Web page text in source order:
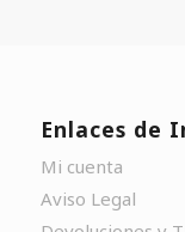
Enlaces de
Mi cuenta
Aviso Legal